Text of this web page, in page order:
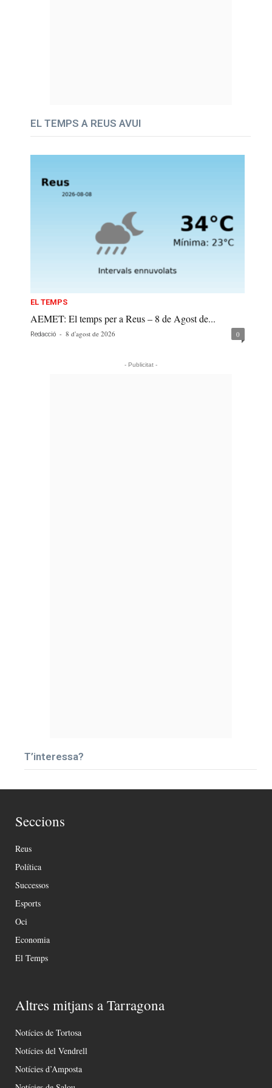
EL TEMPS A REUS AVUI
EL TEMPS
AEMET: El temps per a Reus – 8 de Agost de...
Redacció - 8 d'agost de 2026 0
- Publicitat -
T’interessa?
Seccions
Reus
Política
Successos
Esports
Oci
Economia
El Temps
Altres mitjans a Tarragona
Notícies de Tortosa
Notícies del Vendrell
Notícies d’Amposta